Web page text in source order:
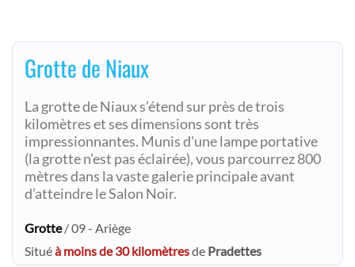
Grotte de Niaux
La grotte de Niaux s’étend sur près de trois
kilomètres et ses dimensions sont très
impressionnantes. Munis d'une lampe portative
(la grotte n’est pas éclairée), vous parcourrez 800
mètres dans la vaste galerie principale avant
d’atteindre le Salon Noir.
Grotte/ 09 - Ariège
Situéà moins de 30 kilomètresde Pradettes